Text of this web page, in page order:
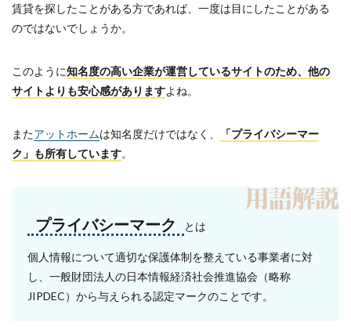
賃貸を探したことがある方であれば、一度は目にしたことがある
のではないでしょうか。
このように知名度の高い企業が運営しているサイトのため、他の
サイトよりも安心感がありますよね。
またアットホームは知名度だけではなく、
「プライバシーマー
ク」も所有しています。
プライバシーマーク とは
個人情報について適切な保護体制を整えている事業者に対
し、一般財団法人の日本情報経済社会推進協会（略称
JIPDEC）から与えられる認定マークのことです。